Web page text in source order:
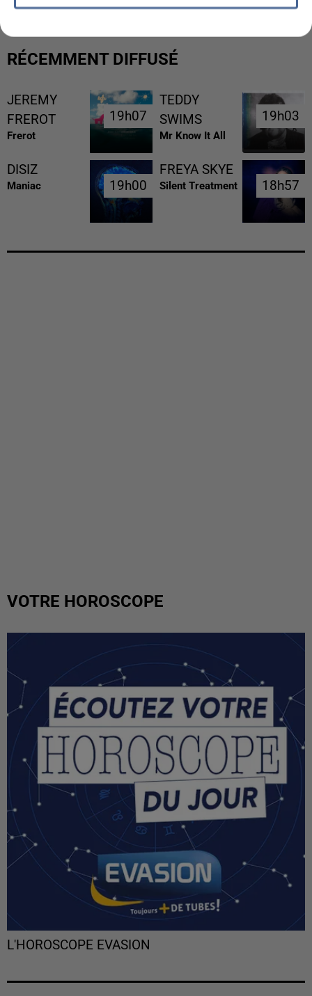
RÉCEMMENT DIFFUSÉ
JEREMY
FREROT
Frerot
19h07
19h07
TEDDY
SWIMS
Mr Know It All
19h03
19h03
DISIZ
Maniac 19h00
19h00
FREYA SKYE
Silent Treatment 18h57
18h57
VOTRE HOROSCOPE
L'HOROSCOPE EVASION